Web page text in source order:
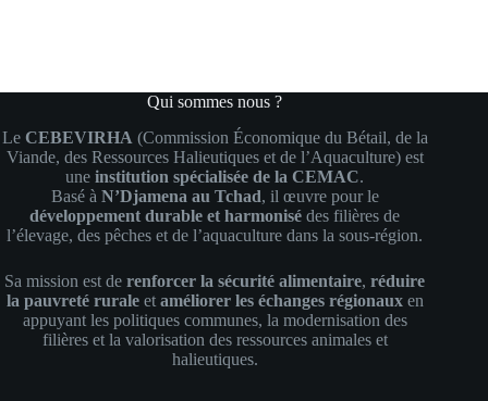
Qui sommes nous ?
Le CEBEVIRHA (Commission Économique du Bétail, de la
Viande, des Ressources Halieutiques et de l’Aquaculture) est
uneinstitution spécialisée de la CEMAC.
Basé à N’Djamena au Tchad, il œuvre pour le
développement durable et harmonisé des filières de
l’élevage, des pêches et de l’aquaculture dans la sous-région.
Sa mission est derenforcer la sécurité alimentaire,réduire
la pauvreté ruraleet améliorer les échanges régionauxen
appuyant les politiques communes, la modernisation des
filières et la valorisation des ressources animales et
halieutiques.